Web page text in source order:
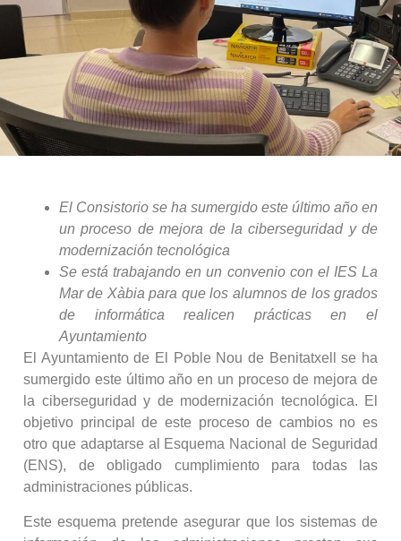
El Consistorio se ha sumergido este último año en
un proceso de mejora de la ciberseguridad y de
modernización tecnológica
Se está trabajando en un convenio con el IES La
Mar de Xàbia para que los alumnos de los grados
de informática realicen prácticas en el
Ayuntamiento
El Ayuntamiento de El Poble Nou de Benitatxell se ha
sumergido este último año en un proceso de mejora de
la ciberseguridad y de modernización tecnológica. El
objetivo principal de este proceso de cambios no es
otro que adaptarse al Esquema Nacional de Seguridad
(ENS), de obligado cumplimiento para todas las
administraciones públicas.
Este esquema pretende asegurar que los sistemas de